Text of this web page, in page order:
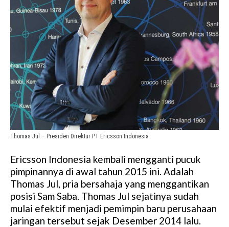
Thomas Jul – Presiden Direktur PT Ericsson Indonesia
Ericsson Indonesia kembali mengganti pucuk
pimpinannya di awal tahun 2015 ini. Adalah
Thomas Jul, pria bersahaja yang menggantikan
posisi Sam Saba. Thomas Jul sejatinya sudah
mulai efektif menjadi pemimpin baru perusahaan
jaringan tersebut sejak Desember 2014 lalu.